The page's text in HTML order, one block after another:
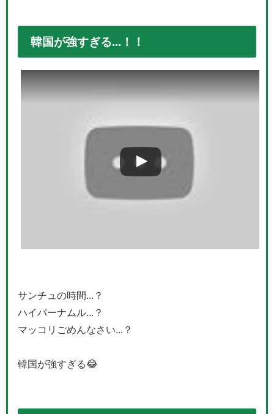
韓国が強すぎる...！！
サンチュの時間...？
ハイパーナムル...？
マッコリごめんなさい...？
韓国が強すぎる😂